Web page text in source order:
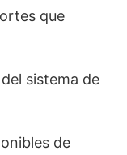
que
sistema de
de